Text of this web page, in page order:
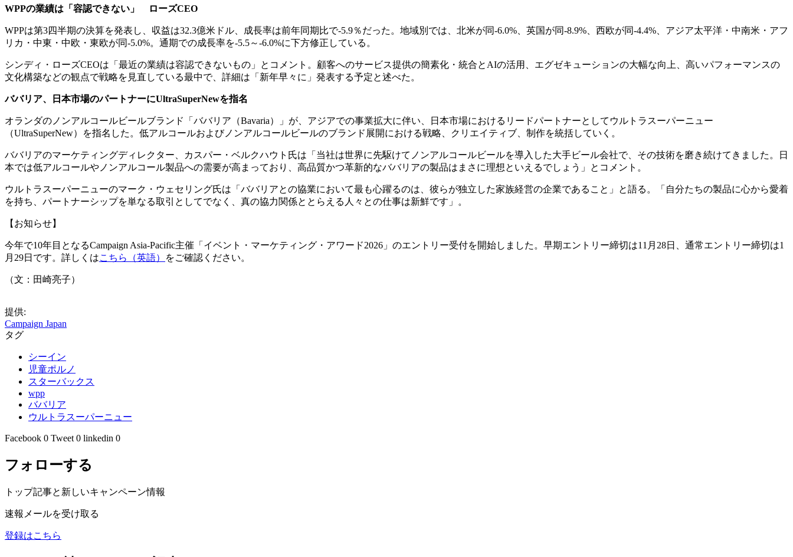
WPPの業績は「容認できない」 ローズCEO
WPPは第3四半期の決算を発表し、収益は32.3億米ドル、成長率は前年同期比で-5.9％だった。地域別では、北米が同-6.0%、英国が同-8.9%、西欧が同-4.4%、アジア太平洋・中南米・アフ
リカ・中東・中欧・東欧が同-5.0%。通期での成長率を-5.5～-6.0%に下方修正している。
シンディ・ローズCEOは「最近の業績は容認できないもの」とコメント。顧客へのサービス提供の簡素化・統合とAIの活用、エグゼキューションの大幅な向上、高いパフォーマンスの
文化構築などの観点で戦略を見直している最中で、詳細は「新年早々に」発表する予定と述べた。
ババリア、日本市場のパートナーにUltraSuperNewを指名
オランダのノンアルコールビールブランド「ババリア（Bavaria）」が、アジアでの事業拡大に伴い、日本市場におけるリードパートナーとしてウルトラスーパーニュー
（UltraSuperNew）を指名した。低アルコールおよびノンアルコールビールのブランド展開における戦略、クリエイティブ、制作を統括していく。
ババリアのマーケティングディレクター、カスパー・ベルクハウト氏は「当社は世界に先駆けてノンアルコールビールを導入した大手ビール会社で、その技術を磨き続けてきました。日
本では低アルコールやノンアルコール製品への需要が高まっており、高品質かつ革新的なババリアの製品はまさに理想といえるでしょう」とコメント。
ウルトラスーパーニューのマーク・ウェセリング氏は「ババリアとの協業において最も心躍るのは、彼らが独立した家族経営の企業であること」と語る。「自分たちの製品に心から愛着
を持ち、パートナーシップを単なる取引としてでなく、真の協力関係ととらえる人々との仕事は新鮮です」。
【お知らせ】
今年で10年目となるCampaign Asia-Pacific主催「イベント・マーケティング・アワード2026」のエントリー受付を開始しました。早期エントリー締切は11月28日、通常エントリー締切は1
月29日です。詳しくはこちら（英語） をご確認ください。
（文：田崎亮子）
提供:
Campaign Japan
タグ
シーイン
児童ポルノ
スターバックス
wpp
ババリア
ウルトラスーパーニュー
Facebook 0 Tweet 0 linkedin 0
フォローする
トップ記事と新しいキャンペーン情報
速報メールを受け取る
登録はこちら